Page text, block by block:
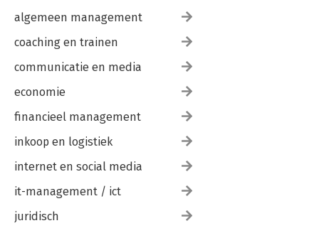
algemeen management
coaching en trainen
communicatie en media
economie
financieel management
inkoop en logistiek
internet en social media
it-management / ict
juridisch